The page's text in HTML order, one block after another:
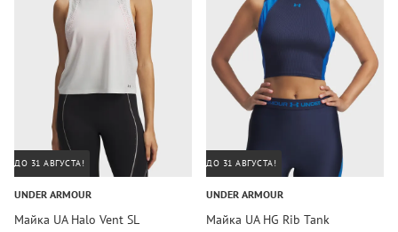
ДО 31 АВГУСТА!
UNDER ARMOUR
Майка UA Halo Vent SL
ДО 31 АВГУСТА!
UNDER ARMOUR
Майка UA HG Rib Tank